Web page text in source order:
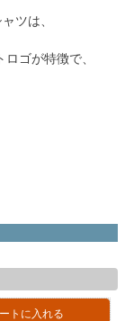
ツは、
ゴが特徴で、
トに入れる